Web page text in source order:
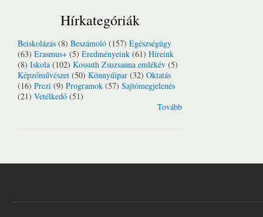
Hírkategóriák
Beiskolázás (8) Beszámoló (157) Egészségügy
(63) Erasmus+ (5) Eredményeink (61) Híreink
(8) Iskola (102) Kossuth Zsuzsanna emlékév (5)
Képzőművészet (50) Könnyűipar (32) Oktatás
(16) Prezi (9) Programok (57) Sajtómegjelenés
(21) Vetélkedő (51)
Tovább